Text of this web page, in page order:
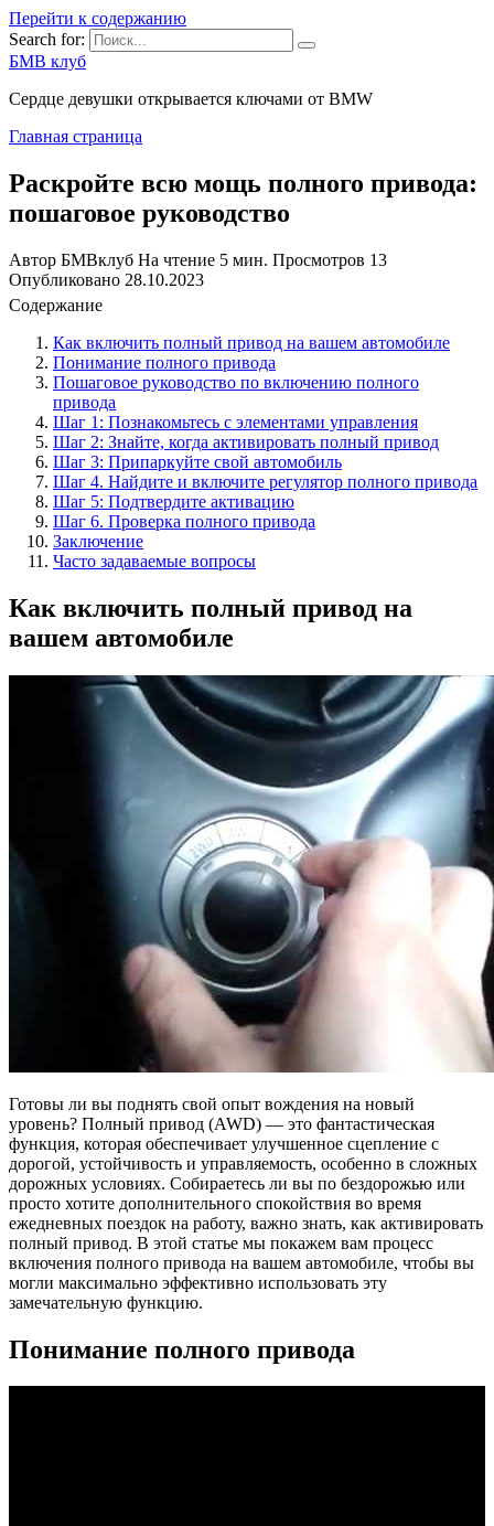
Перейти к содержанию
Search for:
БМВ клуб
Сердце девушки открывается ключами от BMW
Главная страница
Раскройте всю мощь полного привода:
пошаговое руководство
Автор БМВклуб На чтение 5 мин. Просмотров 13
Опубликовано 28.10.2023
Содержание
Как включить полный привод на вашем автомобиле
Понимание полного привода
Пошаговое руководство по включению полного
привода
Шаг 1: Познакомьтесь с элементами управления
Шаг 2: Знайте, когда активировать полный привод
Шаг 3: Припаркуйте свой автомобиль
Шаг 4. Найдите и включите регулятор полного привода
Шаг 5: Подтвердите активацию
Шаг 6. Проверка полного привода
Заключение
Часто задаваемые вопросы
Как включить полный привод на
вашем автомобиле
Готовы ли вы поднять свой опыт вождения на новый
уровень? Полный привод (AWD) — это фантастическая
функция, которая обеспечивает улучшенное сцепление с
дорогой, устойчивость и управляемость, особенно в сложных
дорожных условиях. Собираетесь ли вы по бездорожью или
просто хотите дополнительного спокойствия во время
ежедневных поездок на работу, важно знать, как активировать
полный привод. В этой статье мы покажем вам процесс
включения полного привода на вашем автомобиле, чтобы вы
могли максимально эффективно использовать эту
замечательную функцию.
Понимание полного привода